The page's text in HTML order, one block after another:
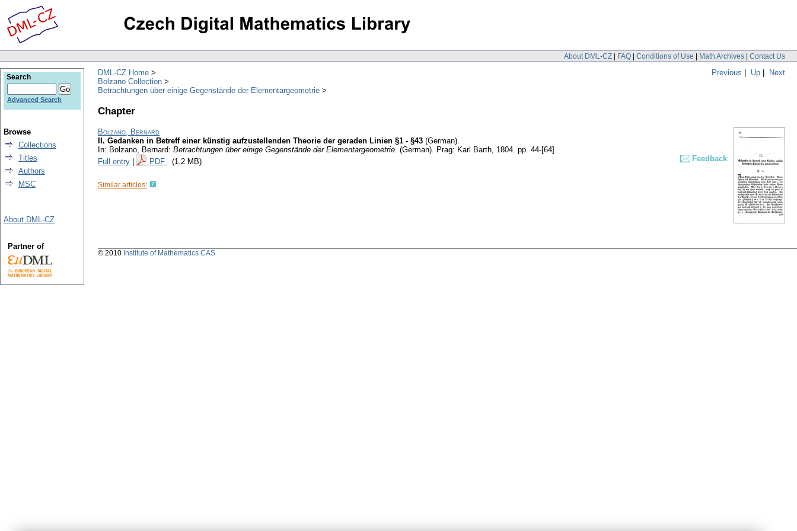
About DML-CZ | FAQ | Conditions of Use | Math Archives | Contact Us
Previous | Up | Next
DML-CZ Home
Bolzano Collection
Betrachtungen über einige Gegenstände der Elementargeometrie
Chapter
Bolzano, Bernard
II. Gedanken in Betreff einer künstig aufzustellenden Theorie der geraden Linien §1 - §43 (German).
In: Bolzano, Bernard: Betrachtungen über einige Gegenstände der Elementargeometrie. (German). Prag: Karl Barth, 1804. pp. 44-[64]
Full entry
PDF (1.2 MB) Feedback
Similar articles:
Search
Advanced Search
Browse
Collections
Titles
Authors
MSC
About DML-CZ
Partner of
© 2010 Institute of Mathematics CAS